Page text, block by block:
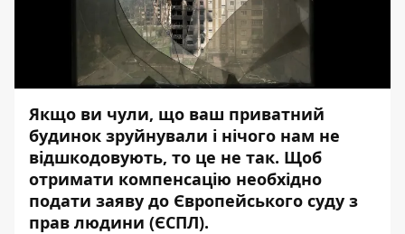
Якщо ви чули, що ваш приватний
будинок зруйнували і нічого нам не
відшкодовують, то це не так. Щоб
отримати компенсацію необхідно
подати заяву до Європейського суду з
прав людини (ЄСПЛ).